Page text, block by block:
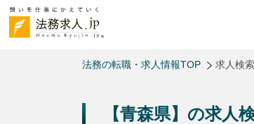
法務の転職・求人情報TOP 求人検
【青森県】の求人